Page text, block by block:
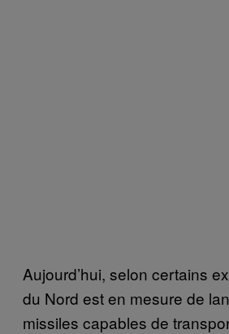
Aujourd’hui, selon certains
du Nord est en mesure de
missiles capables de